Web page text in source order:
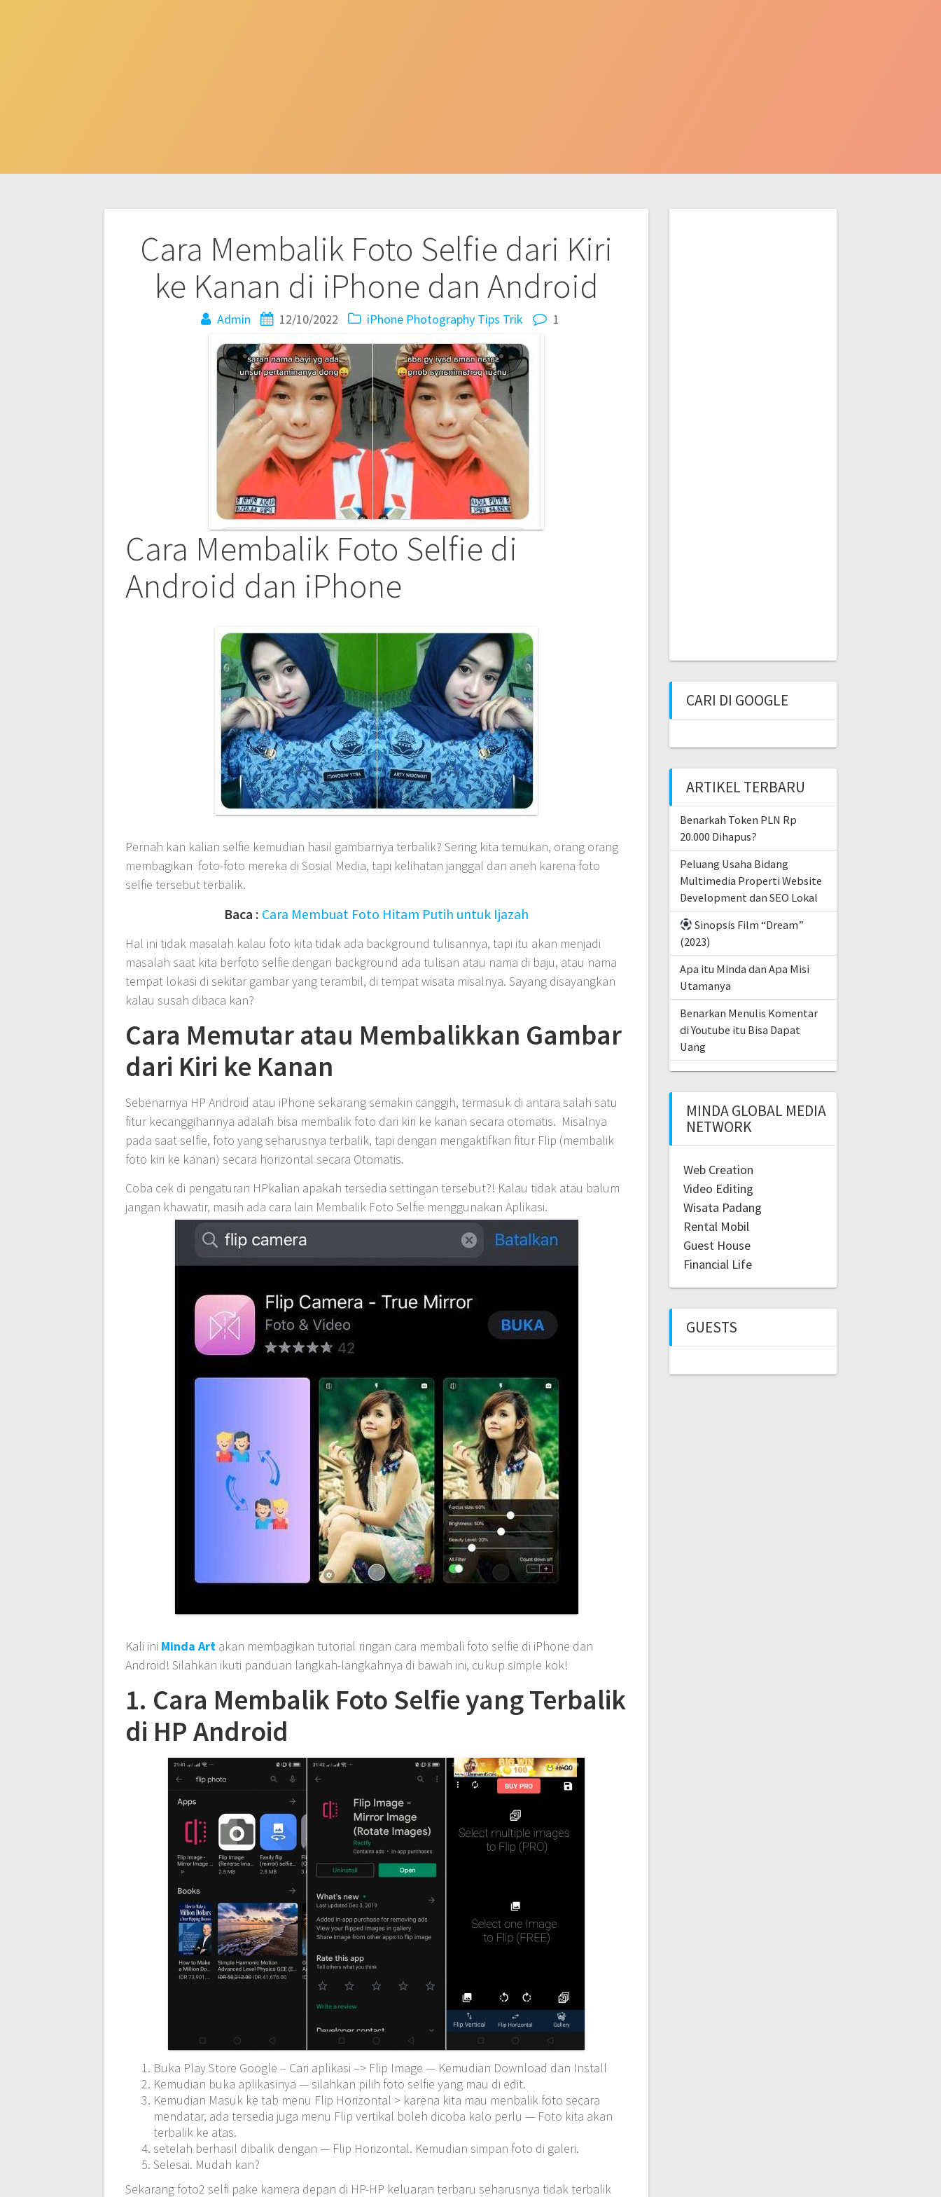
Cara Membalik Foto Selfie dari Kiri
ke Kanan di iPhone dan Android
Admin 12/10/2022 iPhone Photography Tips Trik 1
Cara Membalik Foto Selfie di
Android dan iPhone
Pernah kan kalian selfie kemudian hasil gambarnya terbalik? Sering kita temukan, orang orang
membagikan foto-foto mereka di Sosial Media, tapi kelihatan janggal dan aneh karena foto
selfie tersebut terbalik.
Baca : Cara Membuat Foto Hitam Putih untuk Ijazah
Hal ini tidak masalah kalau foto kita tidak ada background tulisannya, tapi itu akan menjadi
masalah saat kita berfoto selfie dengan background ada tulisan atau nama di baju, atau nama
tempat lokasi di sekitar gambar yang terambil, di tempat wisata misalnya. Sayang disayangkan
kalau susah dibaca kan?
Cara Memutar atau Membalikkan Gambar
dari Kiri ke Kanan
Sebenarnya HP Android atau iPhone sekarang semakin canggih, termasuk di antara salah satu
fitur kecanggihannya adalah bisa membalik foto dari kiri ke kanan secara otomatis. Misalnya
pada saat selfie, foto yang seharusnya terbalik, tapi dengan mengaktifkan fitur Flip (membalik
foto kiri ke kanan) secara horizontal secara Otomatis.
Coba cek di pengaturan HPkalian apakah tersedia settingan tersebut?! Kalau tidak atau balum
jangan khawatir, masih ada cara lain Membalik Foto Selfie menggunakan Aplikasi.
Kali ini Minda Art akan membagikan tutorial ringan cara membali foto selfie di iPhone dan
Android! Silahkan ikuti panduan langkah-langkahnya di bawah ini, cukup simple kok!
1. Cara Membalik Foto Selfie yang Terbalik
di HP Android
Buka Play Store Google – Cari aplikasi –> Flip Image — Kemudian Download dan Install
Kemudian buka aplikasinya — silahkan pilih foto selfie yang mau di edit.
Kemudian Masuk ke tab menu Flip Horizontal > karena kita mau menbalik foto secara
mendatar, ada tersedia juga menu Flip vertikal boleh dicoba kalo perlu — Foto kita akan
terbalik ke atas.
setelah berhasil dibalik dengan — Flip Horizontal. Kemudian simpan foto di galeri.
Selesai. Mudah kan?
Sekarang foto2 selfi pake kamera depan di HP-HP keluaran terbaru seharusnya tidak terbalik
Post
navigation
CARI DI GOOGLE
ARTIKEL TERBARU
Benarkah Token PLN Rp
20.000 Dihapus?
Peluang Usaha Bidang
Multimedia Properti Website
Development dan SEO Lokal
Sinopsis Film “Dream”
(2023)
Apa itu Minda dan Apa Misi
Utamanya
Benarkan Menulis Komentar
di Youtube itu Bisa Dapat
Uang
MINDA GLOBAL MEDIA
NETWORK
Web Creation
Video Editing
Wisata Padang
Rental Mobil
Guest House
Financial Life
GUESTS